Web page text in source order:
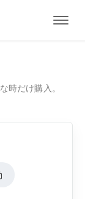
時だけ購入。